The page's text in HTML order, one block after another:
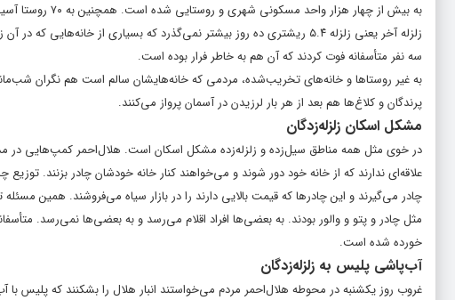
به بیش از چهار
سه نفر متأسفانه فوت کردند که آن هم به خاطر فرار بوده است.
پرندگان و کلاغ‌ها هم بعد از هر بار لرزیدن در آسمان پرواز می‌کنند.
مشکل اسکان زلزله‌زدگان
علاقه‌ای ندارند که از خانه خود دور شوند و می‌خواهند کنار خانه خودشان چادر بزنند.
چادر می‌گیرند و این چادرها که قیمت بالایی دارند را در بازار سیاه می‌فروشند. همین
مثل چادر و پتو و والور بودند. به بعضی‌ها افراد اقلام می‌رسد و به بعضی‌ها نمی‌رسد.
خورده شده است.
آب‌پاشی پلیس به زلزله‌زدگان
غروب روز یکشنبه در محوطه هلال‌احمر مردم می‌خواستند انبار هلال را بشکنند که پلیس با